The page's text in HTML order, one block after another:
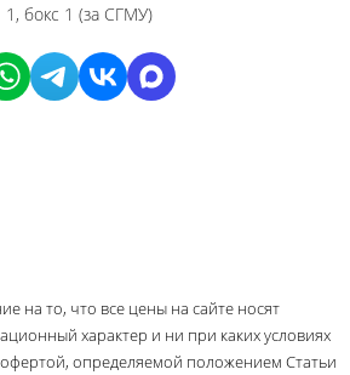
1, бокс 1 (за СГМУ)
на то, что все цены на сайте носят
характер и ни при каких условиях
определяемой положением Статьи